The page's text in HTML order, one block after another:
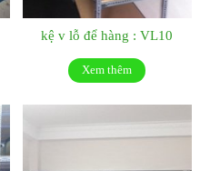
kệ v lỗ để hàng : VL10
Xem thêm